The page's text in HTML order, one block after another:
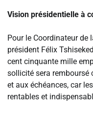
‎Vision présidentielle à
‎Pour le Coordinateur de
président Félix
cent cinquante mille
sollicité sera remboursé
et aux échéances, car
rentables et